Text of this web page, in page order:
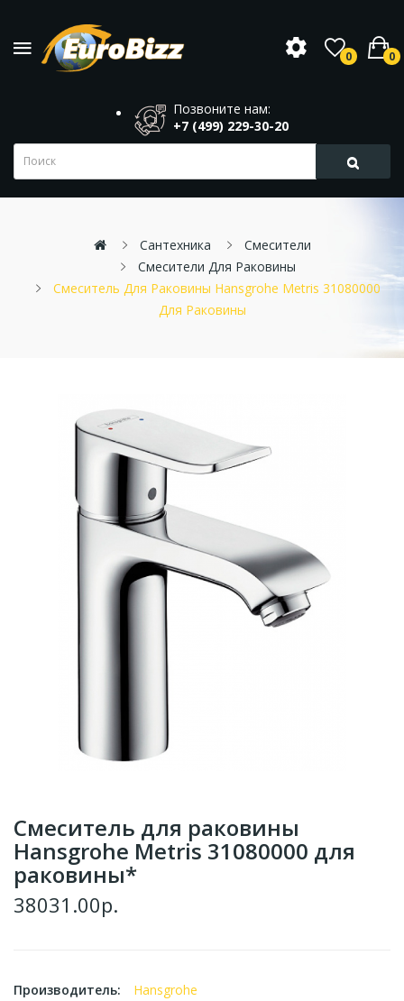
0 0
Позвоните нам:
+7 (499) 229-30-20
Сантехника
Смесители
Смесители Для Раковины
Смеситель Для Раковины Hansgrohe Metris 31080000
Для Раковины
Смеситель для раковины
Hansgrohe Metris 31080000 для
раковины*
38031.00р.
Производитель:
Hansgrohe